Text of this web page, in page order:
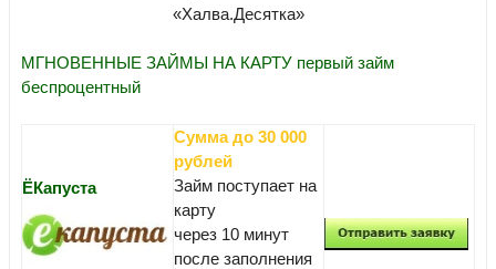
«Халва.Десятка»
МГНОВЕННЫЕ ЗАЙМЫ НА КАРТУ первый займ
беспроцентный
ЁКапуста
Сумма до 30 000
рублей
Займ поступает на
карту
через 10 минут
после заполнения